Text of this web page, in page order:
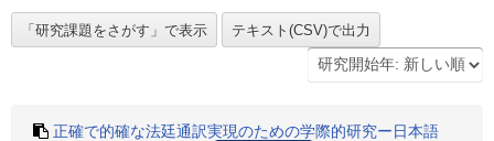
正確で的確な法廷通訳実現のための学際的研究ー日本語